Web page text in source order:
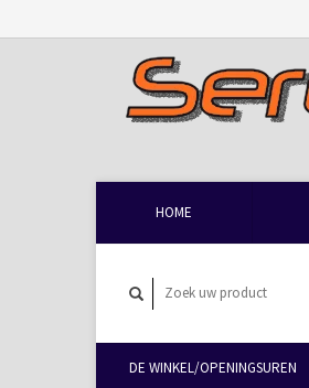
HOME
DE WINKEL/OPENINGSUREN